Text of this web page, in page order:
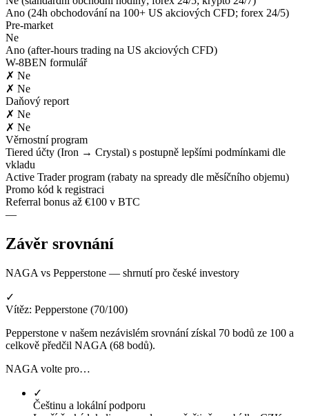
Ano (24h obchodování na 100+ US akciových CFD; forex 24/5)
Pre-market
Ne
Ano (after-hours trading na US akciových CFD)
W-8BEN formulář
✗ Ne
✗ Ne
Daňový report
✗ Ne
✗ Ne
Věrnostní program
Tiered účty (Iron → Crystal) s postupně lepšími podmínkami dle
vkladu
Active Trader program (rabaty na spready dle měsíčního objemu)
Promo kód k registraci
Referral bonus až €100 v BTC
—
Závěr srovnání
NAGA vs Pepperstone — shrnutí pro české investory
✓
Vítěz: Pepperstone (70/100)
Pepperstone v našem nezávislém srovnání získal 70 bodů ze 100 a
celkově předčil NAGA (68 bodů).
NAGA volte pro…
✓
Češtinu a lokální podporu